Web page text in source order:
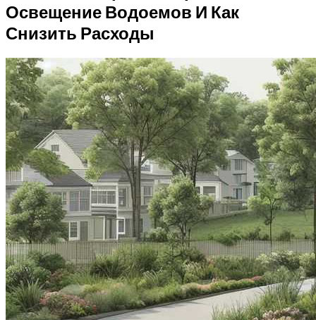
Освещение Водоемов И Как
Снизить Расходы